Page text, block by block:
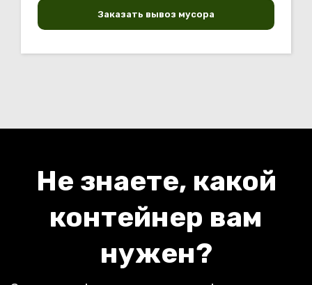
Заказать вывоз мусора
Не знаете, какой
контейнер вам
нужен?